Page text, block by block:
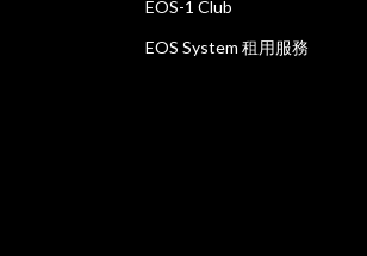
EOS-1 Club
EOS System 租用服務